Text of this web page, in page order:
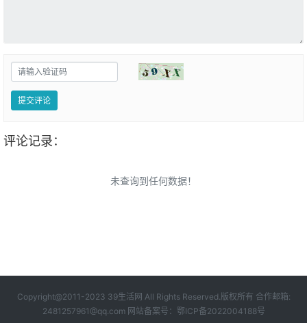
提交评论
评论记录：
未查询到任何数据！
Copyright@2011-2023 39生活网 All Rights Reserved.版权所有 合作邮箱:
2481257961@qq.com 网站备案号： 鄂ICP备2022004188号